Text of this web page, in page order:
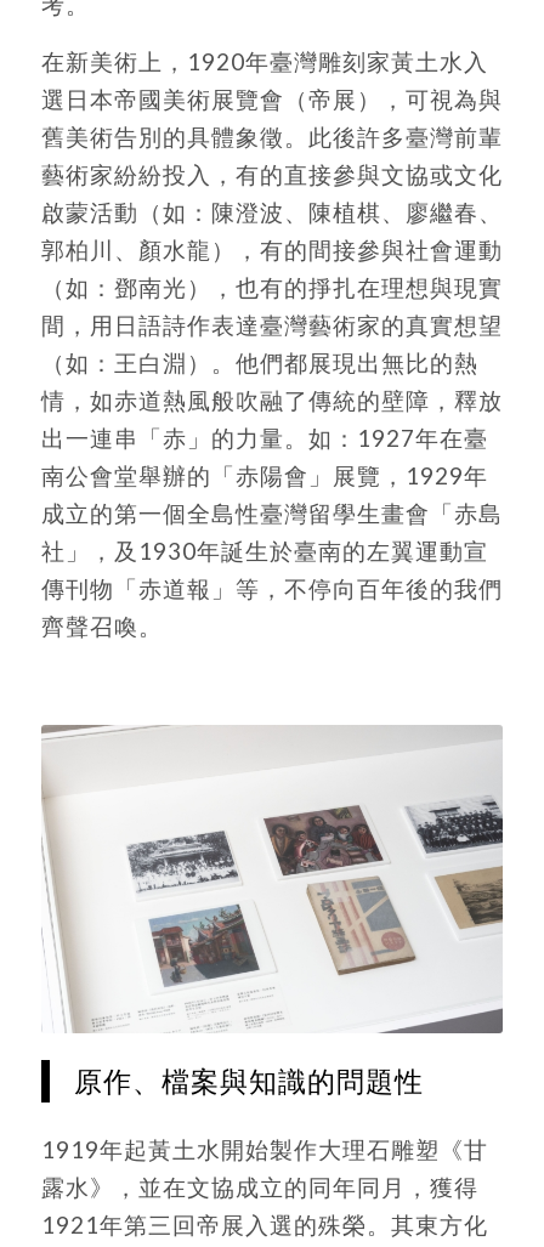
在新美術上，1920年臺灣雕刻家黃土水入
選日本帝國美術展覽會（帝展），可視為與
舊美術告別的具體象徵。此後許多臺灣前輩
藝術家紛紛投入，有的直接參與文協或文化
啟蒙活動（如：陳澄波、陳植棋、廖繼春、
郭柏川、顏水龍），有的間接參與社會運動
（如：鄧南光），也有的掙扎在理想與現實
間，用日語詩作表達臺灣藝術家的真實想望
（如：王白淵）。他們都展現出無比的熱
情，如赤道熱風般吹融了傳統的壁障，釋放
出一連串「赤」的力量。如：1927年在臺
南公會堂舉辦的「赤陽會」展覽，1929年
成立的第一個全島性臺灣留學生畫會「赤島
社」，及1930年誕生於臺南的左翼運動宣
傳刊物「赤道報」等，不停向百年後的我們
齊聲召喚。
原作、檔案與知識的問題性
1919年起黃土水開始製作大理石雕塑《甘
露水》，並在文協成立的同年同月，獲得
1921年第三回帝展入選的殊榮。其東方化